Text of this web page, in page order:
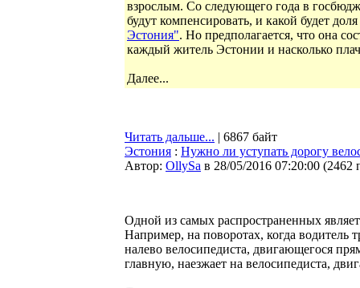
взрослым. Со следующего года в
будут компенсировать, и какой будет
Эстония". Но предполагается, что она
каждый житель Эстонии и насколько
Далее...
Читать дальше... | 6867 байт
Эстония : Нужно ли уступать дорогу
Автор: OllySa в 28/05/2016 07:20:00 (2462
Одной из самых распространенных
Например, на поворотах, когда водитель
налево велосипедиста, двигающегося
главную, наезжает на велосипедиста,